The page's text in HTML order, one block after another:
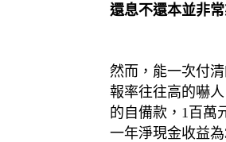
還息不還本並非
然而，能一次付
報率往往高的嚇
的自備款，1百萬
一年淨現金收益為